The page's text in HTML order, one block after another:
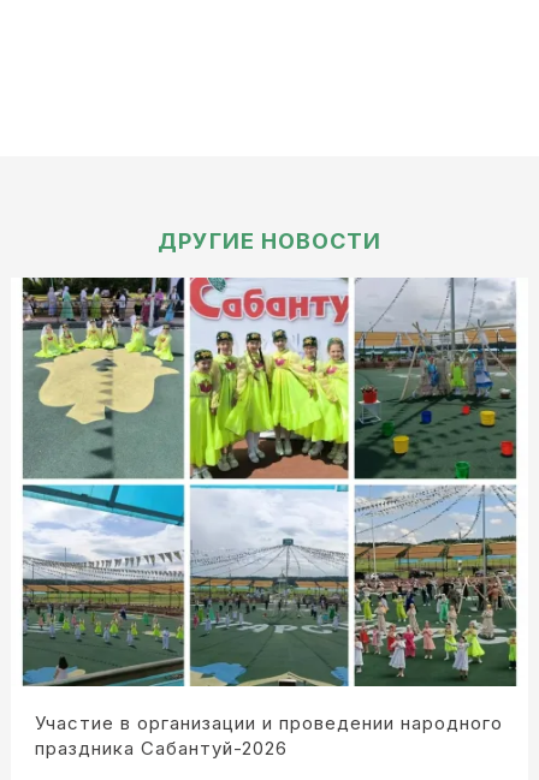
ДРУГИЕ НОВОСТИ
Участие в организации и проведении народного
праздника Сабантуй-2026